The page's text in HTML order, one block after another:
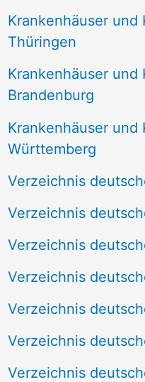
Krankenhäuser und
Thüringen
Krankenhäuser und
Brandenburg
Krankenhäuser und
Württemberg
Verzeichnis
Verzeichnis
Verzeichnis
Verzeichnis
Verzeichnis
Verzeichnis
Verzeichnis